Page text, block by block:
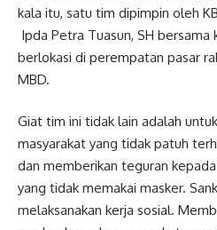
kala itu, satu tim dipimpin oleh
Ipda Petra Tuasun, SH
berlokasi di perempatan pasar
MBD.
Giat tim ini tidak lain adalah
masyarakat yang tidak patuh
dan memberikan teguran
yang tidak memakai masker.
melaksanakan kerja sosial.